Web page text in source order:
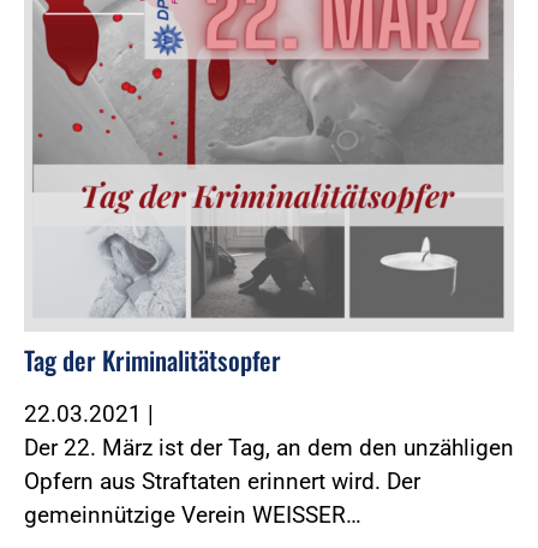
Tag der Kriminalitätsopfer
22.03.2021 |
Der 22. März ist der Tag, an dem den unzähligen
Opfern aus Straftaten erinnert wird. Der
gemeinnützige Verein WEISSER…